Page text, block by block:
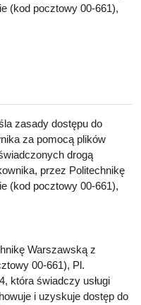
(kod pocztowy 00-661),
zasady dostępu do
za pomocą plików
drogą
przez Politechnikę
(kod pocztowy 00-661),
Warszawską z
00-661), Pl.
która świadczy usługi
i uzyskuje dostęp do